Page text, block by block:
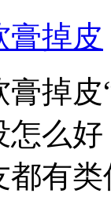
膏掉皮
膏掉
么
有